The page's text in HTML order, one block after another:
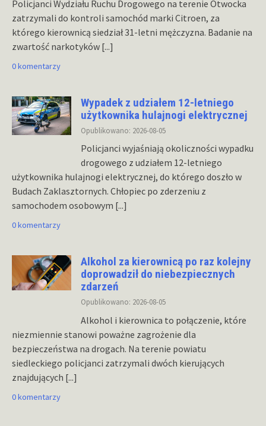
Policjanci Wydziału Ruchu Drogowego na terenie Otwocka
zatrzymali do kontroli samochód marki Citroen, za
którego kierownicą siedział 31-letni mężczyzna. Badanie na
zwartość narkotyków [...]
0 komentarzy
Wypadek z udziałem 12-letniego
użytkownika hulajnogi elektrycznej
Opublikowano: 2026-08-05
Policjanci wyjaśniają okoliczności wypadku
drogowego z udziałem 12-letniego
użytkownika hulajnogi elektrycznej, do którego doszło w
Budach Zaklasztornych. Chłopiec po zderzeniu z
samochodem osobowym [...]
0 komentarzy
Alkohol za kierownicą po raz kolejny
doprowadził do niebezpiecznych
zdarzeń
Opublikowano: 2026-08-05
Alkohol i kierownica to połączenie, które
niezmiennie stanowi poważne zagrożenie dla
bezpieczeństwa na drogach. Na terenie powiatu
siedleckiego policjanci zatrzymali dwóch kierujących
znajdujących [...]
0 komentarzy